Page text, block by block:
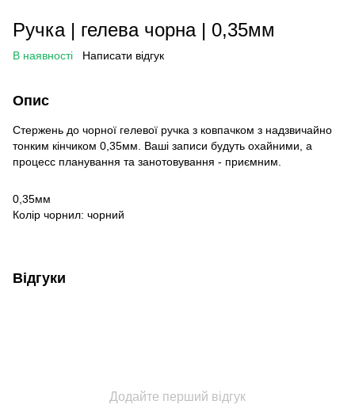
Ручка | гелева чорна | 0,35мм
В наявності Написати відгук
Опис
Стержень до чорної гелевої ручка з ковпачком з надзвичайно
тонким кінчиком 0,35мм. Ваші записи будуть охайними, а
процесс планування та занотовування - приємним.
0,35мм
Колір чорнил: чорний
Відгуки
Додайте перший відгук